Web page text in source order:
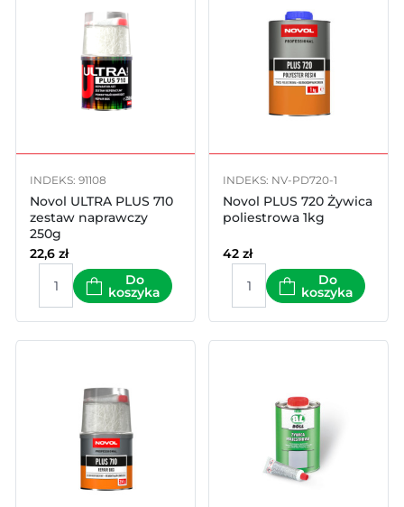
INDEKS: 91108
Novol ULTRA PLUS 710
zestaw naprawczy
250g
22,6 zł
Do
koszyka
INDEKS: NV-PD720-1
Novol PLUS 720 Żywica
poliestrowa 1kg
42 zł
Do
koszyka